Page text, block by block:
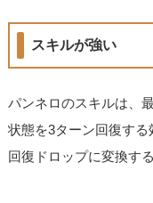
スキルが強い
パンネロのスキルは、
状態を3ターン回復す
回復ドロップに変換す